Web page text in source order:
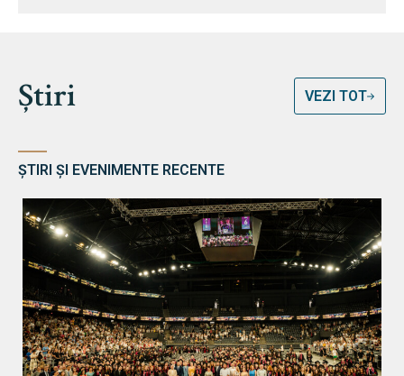
Știri VEZI TOT
ȘTIRI ȘI EVENIMENTE RECENTE